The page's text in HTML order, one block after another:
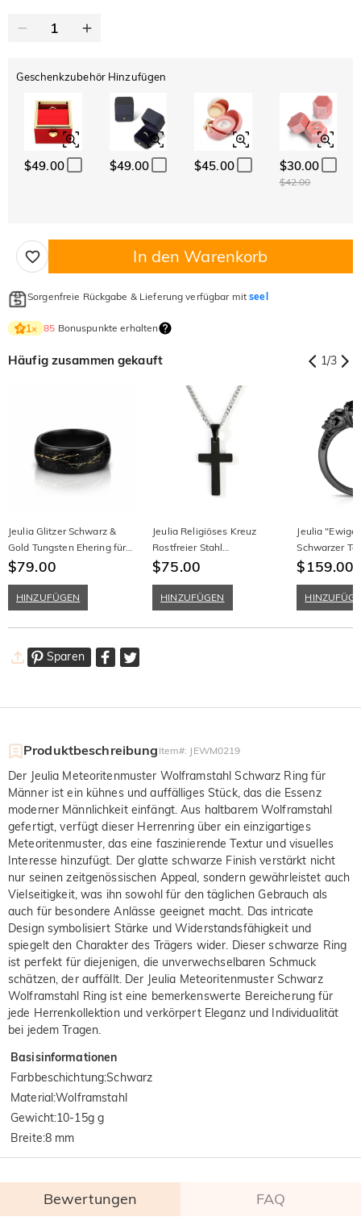
Geschenkzubehör Hinzufügen
$49.00 $49.00 $45.00 $30.00
$42.00
In den Warenkorb
Sorgenfreie Rückgabe & Lieferung verfügbar mitseel
1× 85 Bonuspunkte erhalten
Häufig zusammen gekauft 1/3
Jeulia Glitzer Schwarz &
Gold Tungsten Ehering für
Herren
$79.00
HINZUFÜGEN
Jeulia Religiöses Kreuz
Rostfreier Stahl
Herrenhalskette
$75.00
HINZUFÜGEN
Jeulia "Ewige
Schwarzer
Kissenschliff
$159.00
Sparen
Produktbeschreibung Item#: JEWM0219
Der Jeulia Meteoritenmuster Wolframstahl Schwarz Ring für
Männer ist ein kühnes und auffälliges Stück, das die Essenz
moderner Männlichkeit einfängt. Aus haltbarem Wolframstahl
gefertigt, verfügt dieser Herrenring über ein einzigartiges
Meteoritenmuster, das eine faszinierende Textur und visuelles
Interesse hinzufügt. Der glatte schwarze Finish verstärkt nicht
nur seinen zeitgenössischen Appeal, sondern gewährleistet auch
Vielseitigkeit, was ihn sowohl für den täglichen Gebrauch als
auch für besondere Anlässe geeignet macht. Das intricate
Design symbolisiert Stärke und Widerstandsfähigkeit und
spiegelt den Charakter des Trägers wider. Dieser schwarze Ring
ist perfekt für diejenigen, die unverwechselbaren Schmuck
schätzen, der auffällt. Der Jeulia Meteoritenmuster Schwarz
Wolframstahl Ring ist eine bemerkenswerte Bereicherung für
jede Herrenkollektion und verkörpert Eleganz und Individualität
bei jedem Tragen.
Basisinformationen
Farbbeschichtung:Schwarz
Material :Wolframstahl
Gewicht:10-15g g
Breite:8 mm
Bewertungen FAQ